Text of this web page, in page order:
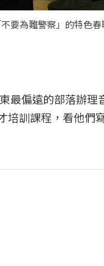
要為難警察」的特色春
最偏遠的部落辦理
培訓課程，看他們